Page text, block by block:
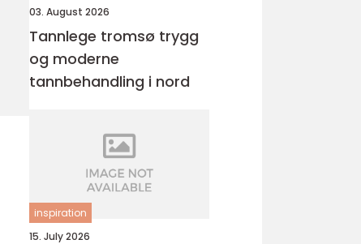
03. August 2026
Tannlege tromsø trygg
og moderne
tannbehandling i nord
inspiration
15. July 2026